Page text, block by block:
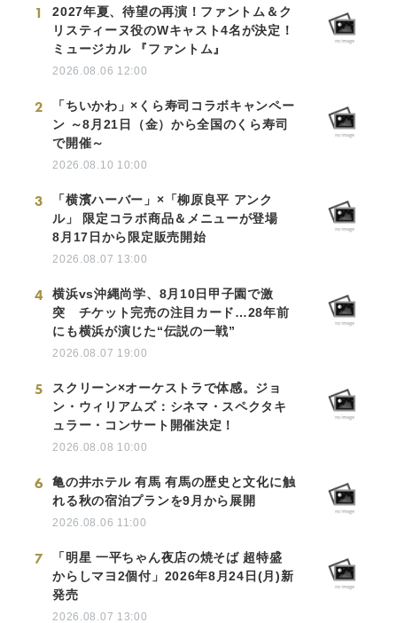
1
2027年夏、待望の再演！ファントム＆ク
リスティーヌ役のWキャスト4名が決定！
ミュージカル 『ファントム』
2026.08.06 12:00
2
「ちいかわ」×くら寿司コラボキャンペー
ン ～8月21日（金）から全国のくら寿司
で開催～
2026.08.10 10:00
3
「横濱ハーバー」×「柳原良平 アンク
ル」 限定コラボ商品＆メニューが登場
8月17日から限定販売開始
2026.08.07 13:00
4
横浜vs沖縄尚学、8月10日甲子園で激
突 チケット完売の注目カード…28年前
にも横浜が演じた“伝説の一戦”
2026.08.07 19:00
5
スクリーン×オーケストラで体感。ジョ
ン・ウィリアムズ：シネマ・スペクタキ
ュラー・コンサート開催決定！
2026.08.08 10:00
6
亀の井ホテル 有馬 有馬の歴史と文化に触
れる秋の宿泊プランを9月から展開
2026.08.06 11:00
7
「明星 一平ちゃん夜店の焼そば 超特盛
からしマヨ2個付」2026年8月24日(月)新
発売
2026.08.07 13:00